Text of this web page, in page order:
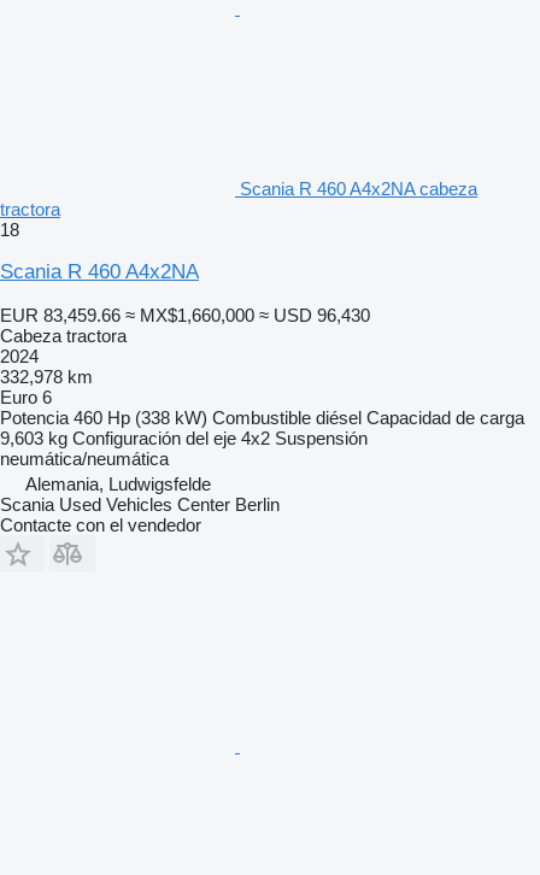
Scania R 460 A4x2NA cabeza
tractora
18
Scania R 460 A4x2NA
EUR 83,459.66 ≈ MX$1,660,000 ≈ USD 96,430
Cabeza tractora
2024
332,978 km
Euro 6
Potencia 460 Hp (338 kW) Combustible diésel Capacidad de carga
9,603 kg Configuración del eje 4x2 Suspensión
neumática/neumática
Alemania, Ludwigsfelde
Scania Used Vehicles Center Berlin
Contacte con el vendedor